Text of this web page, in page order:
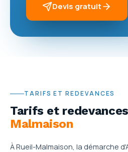
Devis gratuit
TARIFS ET REDEVANCES
Tarifs et redevances
Malmaison
À Rueil-Malmaison, la démarche